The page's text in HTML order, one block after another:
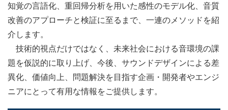
知覚の言語化、重回帰分析を用いた感性のモデル化、音質
改善のアプローチと検証に至るまで、一連のメソッドを紹
介します。
技術的視点だけではなく、未来社会における音環境の課
題を仮説的に取り上げ、今後、サウンドデザインによる差
異化、価値向上、問題解決を目指す企画・開発者やエンジ
ニアにとって有用な情報をご提供します。